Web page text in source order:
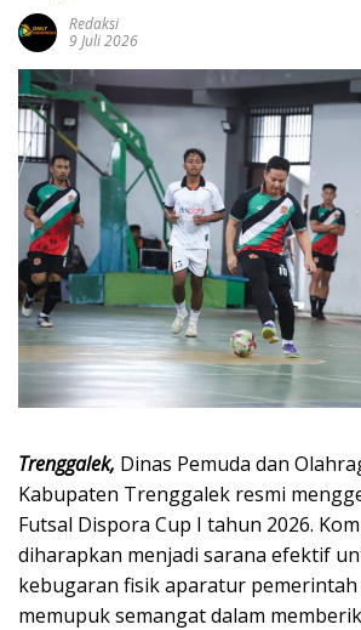
Redaksi
9 Juli 2026
Trenggalek, Dinas Pemuda dan
Kabupaten Trenggalek resmi
Futsal Dispora Cup I tahun 2026.
diharapkan menjadi sarana efektif
kebugaran fisik aparatur pemerintah
memupuk semangat dalam